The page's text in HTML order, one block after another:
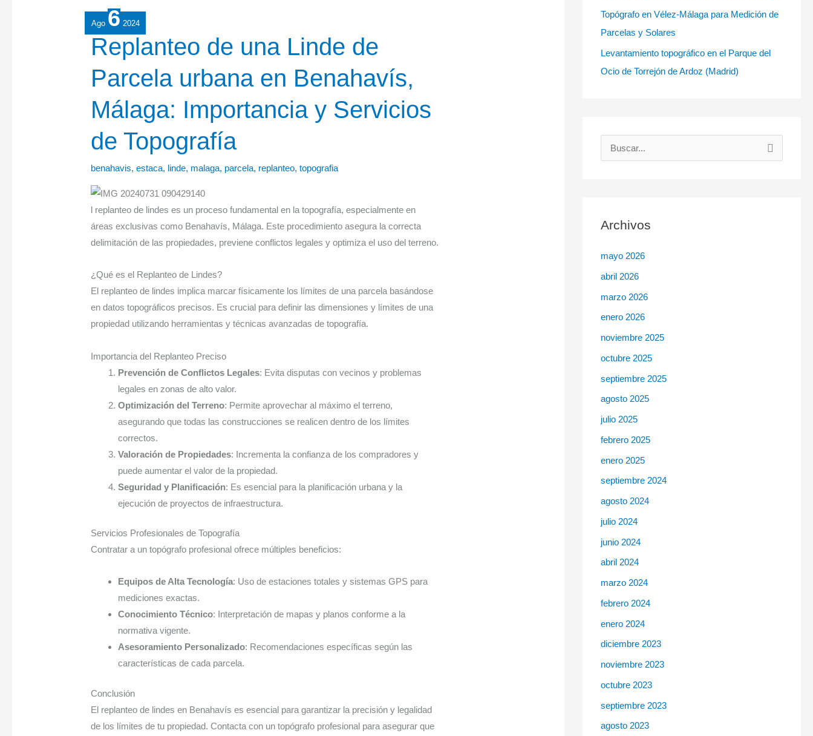
Ago 6 2024
Replanteo de una Linde de
Parcela urbana en Benahavís,
Málaga: Importancia y Servicios
de Topografía
benahavis,estaca, linde, malaga, parcela, replanteo,topografia
l replanteo de lindes es un proceso fundamental en la topografía, especialmente en
áreas exclusivas como Benahavís, Málaga. Este procedimiento asegura la correcta
delimitación de las propiedades, previene conflictos legales y optimiza el uso del terreno.
¿Qué es el Replanteo de Lindes?
El replanteo de lindes implica marcar físicamente los límites de una parcela basándose
en datos topográficos precisos. Es crucial para definir las dimensiones y límites de una
propiedad utilizando herramientas y técnicas avanzadas de topografía.
Importancia del Replanteo Preciso
Prevención de Conflictos Legales: Evita disputas con vecinos y problemas
legales en zonas de alto valor.
Optimización del Terreno: Permite aprovechar al máximo el terreno,
asegurando que todas las construcciones se realicen dentro de los límites
correctos.
Valoración de Propiedades: Incrementa la confianza de los compradores y
puede aumentar el valor de la propiedad.
Seguridad y Planificación: Es esencial para la planificación urbana y la
ejecución de proyectos de infraestructura.
Servicios Profesionales de Topografía
Contratar a un topógrafo profesional ofrece múltiples beneficios:
Equipos de Alta Tecnología: Uso de estaciones totales y sistemas GPS para
mediciones exactas.
Conocimiento Técnico: Interpretación de mapas y planos conforme a la
normativa vigente.
Asesoramiento Personalizado: Recomendaciones específicas según las
características de cada parcela.
Conclusión
El replanteo de lindes en Benahavís es esencial para garantizar la precisión y legalidad
de los límites de tu propiedad. Contacta con un topógrafo profesional para asegurar que
Replanteo
de
una
Linde
de
Parcela
urbana
en
Benahavís,
Málaga:
Topógrafo en Vélez-Málaga para Medición de
Parcelas y Solares
Levantamiento topográfico en el Parque del
Ocio de Torrejón de Ardoz (Madrid)
a
p
o
r
:
Archivos
mayo 2026
abril 2026
marzo 2026
enero 2026
noviembre 2025
octubre 2025
septiembre 2025
agosto 2025
julio 2025
febrero 2025
enero 2025
septiembre 2024
agosto 2024
julio 2024
junio 2024
abril 2024
marzo 2024
febrero 2024
enero 2024
diciembre 2023
noviembre 2023
octubre 2023
septiembre 2023
agosto 2023